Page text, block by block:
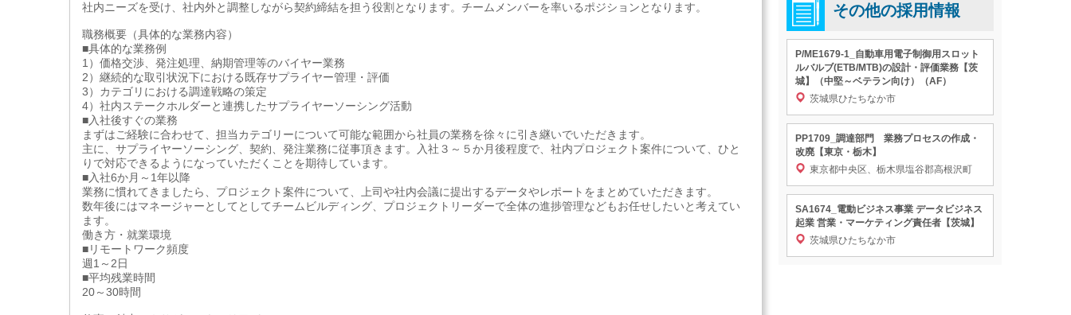
社内ニーズを受け、社内外と調整しながら契約締結を担う役割となります。チームメンバーを率いるポジションとなります。
職務概要（具体的な業務内容）
■具体的な業務例
1）価格交渉、発注処理、納期管理等のバイヤー業務
2）継続的な取引状況下における既存サプライヤー管理・評価
3）カテゴリにおける調達戦略の策定
4）社内ステークホルダーと連携したサプライヤーソーシング活動
■入社後すぐの業務
まずはご経験に合わせて、担当カテゴリーについて可能な範囲から社員の業務を徐々に引き継いでいただきます。
主に、サプライヤーソーシング、契約、発注業務に従事頂きます。入社３～５か月後程度で、社内プロジェクト案件について、ひと
りで対応できるようになっていただくことを期待しています。
■入社6か月～1年以降
業務に慣れてきましたら、プロジェクト案件について、上司や社内会議に提出するデータやレポートをまとめていただきます。
数年後にはマネージャーとしてとしてチームビルディング、プロジェクトリーダーで全体の進捗管理などもお任せしたいと考えてい
ます。
働き方・就業環境
■リモートワーク頻度
週1～2日
■平均残業時間
20～30時間
その他の採用情報
P/ME1679-1_自動車用電子制御用スロット
ルバルブ(ETB/MTB)の設計・評価業務【茨
城】（中堅～ベテラン向け）（AF）
茨城県ひたちなか市
PP1709_調達部門 業務プロセスの作成・
改廃【東京・栃木】
東京都中央区、栃木県塩谷郡高根沢町
SA1674_電動ビジネス事業 データビジネス
起業 営業・マーケティング責任者【茨城】
茨城県ひたちなか市